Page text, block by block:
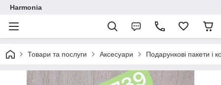
Harmonia
Товари та послуги Аксесуари Подарункові пакети і